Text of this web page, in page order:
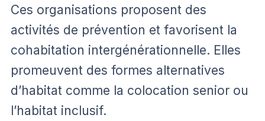
Ces organisations proposent des
activités de prévention et favorisent la
cohabitation intergénérationnelle. Elles
promeuvent des formes alternatives
d’habitat comme la colocation senior ou
l’habitat inclusif.